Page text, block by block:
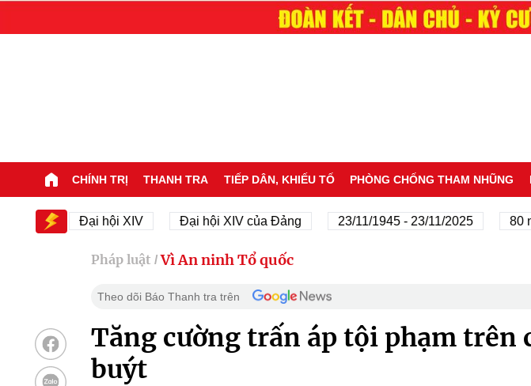
CHÍNH TRỊ THANH TRA TIẾP DÂN, KHIẾU TỐ PHÒNG CHỐNG THAM NHŨNG
Đại hội XIV Đại hội XIV của Đảng 23/11/1945 - 23/11/2025 80 năm
Pháp luật / Vì An ninh Tổ quốc
Theo dõi Báo Thanh tra trên
Tăng cường trấn áp tội phạm trên
buýt